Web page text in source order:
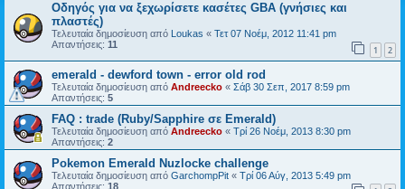
Οδηγός για να ξεχωρίσετε κασέτες GBA (γνήσιες και
πλαστές)
Τελευταία δημοσίευση από Loukas « Τετ 07 Νοέμ, 2012 11:41 pm
Απαντήσεις: 11 1 2
emerald - dewford town - error old rod
Τελευταία δημοσίευση από Andreecko « Σάβ 30 Σεπ, 2017 8:59 pm
Απαντήσεις: 5
FAQ : trade (Ruby/Sapphire σε Emerald)
Τελευταία δημοσίευση από Andreecko « Τρί 26 Νοέμ, 2013 8:30 pm
Απαντήσεις: 2
Pokemon Emerald Nuzlocke challenge
Τελευταία δημοσίευση από GarchompPit « Τρί 06 Αύγ, 2013 5:49 pm
Απαντήσεις: 18